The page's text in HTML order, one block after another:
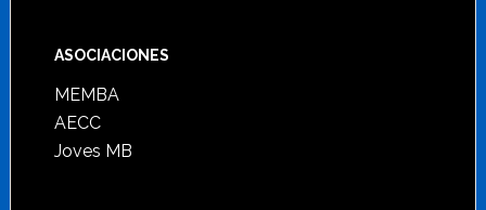
ASOCIACIONES
MEMBA
AECC
Joves MB